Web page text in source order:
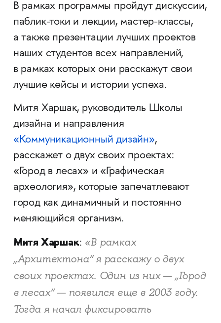
В рамках программы пройдут дискуссии,
паблик-токи и лекции, мастер-классы,
а также презентации лучших проектов
наших студентов всех направлений,
в рамках которых они расскажут свои
лучшие кейсы и истории успеха.
Митя Харшак, руководитель Школы
дизайна и направления
«Коммуникационный дизайн»,
расскажет о двух своих проектах:
«Город в лесах» и «Графическая
археология», которые запечатлевают
город как динамичный и постоянно
меняющийся организм.
Митя Харшак: «В рамках
„Архитектона“ я расскажу о двух
своих проектах. Один из них — „Город
в лесах“ — появился еще в 2003 году.
Тогда я начал фиксировать